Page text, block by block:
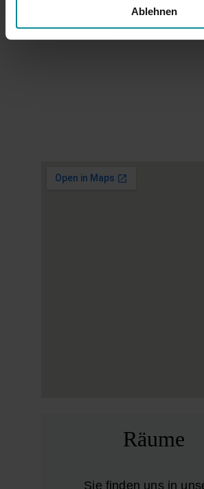
Ablehnen
Räume
Sie finden uns in